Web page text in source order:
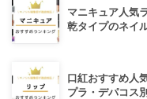
マニキュア人気
乾タイプのネイ
口紅おすすめ人
プラ・デパコス